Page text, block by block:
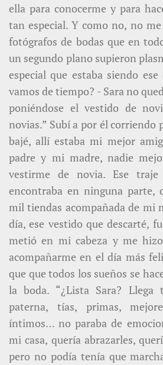
ella para conocerme y para
tan especial. Y como no, no
fotógrafos de bodas que en
un segundo plano supieron
especial que estaba siendo
vamos de tiempo? - Sara no
poniéndose el vestido de
novias.” Subí a por él corriendo
bajé, allí estaba mi mejor
padre y mi madre, nadie
vestirme de novia. Ese
encontraba en ninguna parte,
mil tiendas acompañada de mi
día, ese vestido que descarté,
metió en mi cabeza y me
acompañarme en el día más
que que todos los sueños se
la boda. “¿Lista Sara? Llega
paterna, tías, primas,
íntimos… no paraba de
mi casa, quería abrazarles,
pero no podía tenía que